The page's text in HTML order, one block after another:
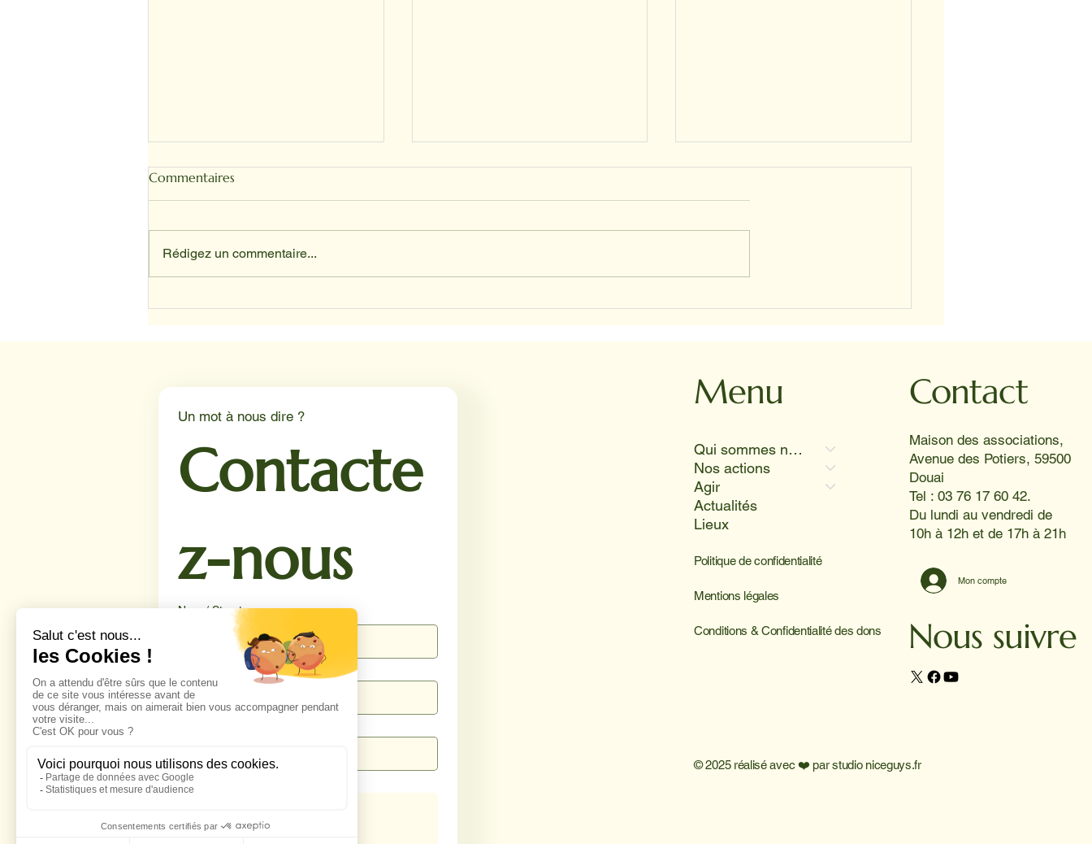
SANDRINE ET TOFFEE
CHRISTELLE ET PROSPER
Commentaires
Rédigez un commentaire...
Menu
Qui sommes nous
Nos actions
Agir
Actualités
Lieux
Politique de confidentialité
Mentions légales
Conditions & Confidentialité des dons
Contact
Maison des associations,
Avenue des Potiers, 59500
Douai
Tel : 03 76 17 60 42.
Du lundi au vendredi de
10h à 12h et de 17h à 21h
Mon compte
Nous suivre
© 2025 réalisé avec ❤️ parstudio niceguys.fr
Un mot à nous dire ?
Contacte
z-nous
Nom / Structure
Message